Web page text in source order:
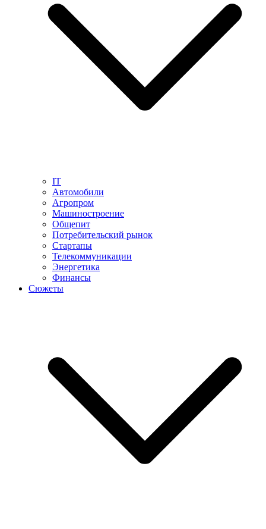
IT
Автомобили
Агропром
Машиностроение
Общепит
Потребительский рынок
Стартапы
Телекоммуникации
Энергетика
Финансы
Сюжеты